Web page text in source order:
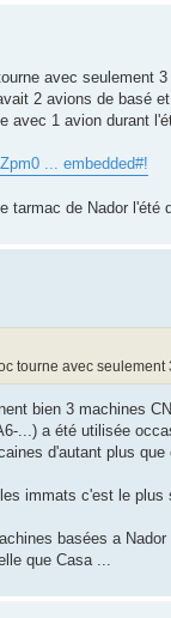
avec seulement
2 avions de basé
avec 1 avion durant
... embedded#!
tarmac de Nador l'été
tourne avec
bien 3 machines
...) a été utilisée
d'autant plus
immats c'est le plus
basées a
que Casa ...